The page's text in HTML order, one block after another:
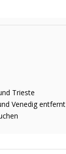
Trieste
Venedig entfernt